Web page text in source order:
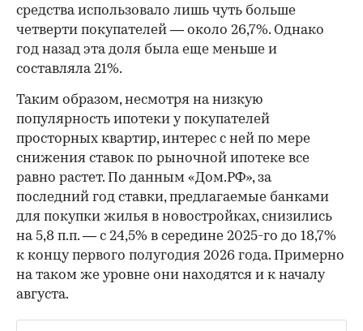
средства использовало лишь чуть больше
четверти покупателей — около 26,7%. Однако
год назад эта доля была еще меньше и
составляла 21%.
Таким образом, несмотря на низкую
популярность ипотеки у покупателей
просторных квартир, интерес с ней по мере
снижения ставок по рыночной ипотеке все
равно растет. По данным «Дом.РФ», за
последний год ставки, предлагаемые банками
для покупки жилья в новостройках, снизились
на 5,8 п.п. — с 24,5% в середине 2025-го до 18,7%
к концу первого полугодия 2026 года. Примерно
на таком же уровне они находятся и к началу
августа.